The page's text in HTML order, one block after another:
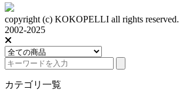
copyright (c) KOKOPELLI all rights reserved.
2002-2025
カテゴリ一覧